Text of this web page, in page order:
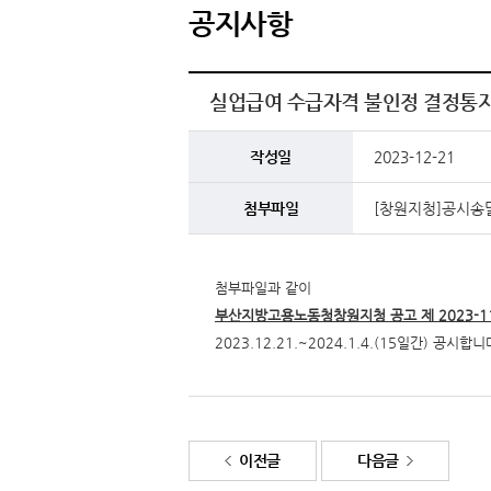
공지사항
실업급여 수급자격 불인정 결정통
작성일 2023-12-21
첨부파일 [창원지청]공시
첨부파일과 같이
부산지방고용노동청창원지청 공고 제 2023-
2023.12.21.~2024.1.4.(15일간) 공시합니
이전글 다음글